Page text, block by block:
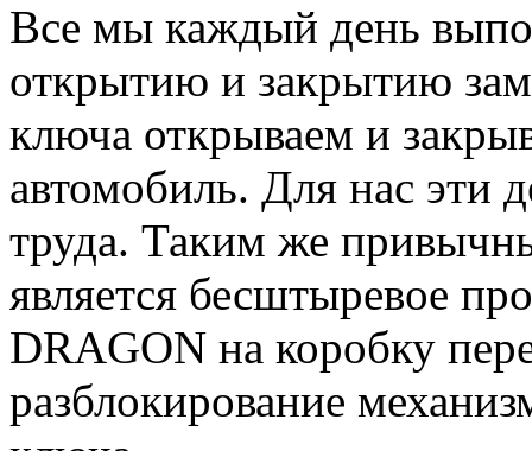
Все мы каждый день
открытию и закрытию
ключа открываем и
автомобиль. Для нас эти
труда. Таким же
является бесштыревое
DRAGON на коробку
разблокирование